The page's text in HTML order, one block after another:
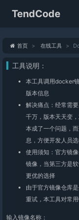
TendCode
首页 在线工具
工具说明：
本工具调用docker
版本信息
解决痛点：经常需
千万，版本天天变
本成了一个问题，
息，方便开发人员
使用须知：官方镜
镜像，当第三方是
更优的选择
由于官方镜像仓库
重试，本工具对常
输入镜像名称：